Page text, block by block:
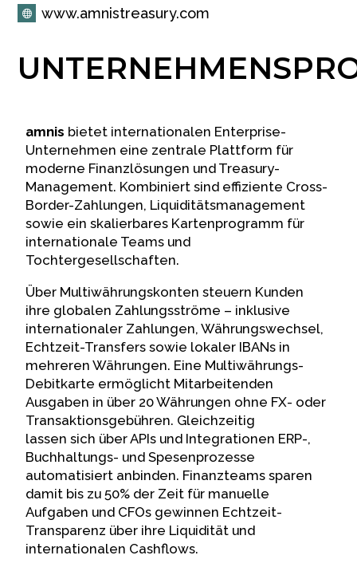
 www.amnistreasury.com
amnis bietet internationalen Enterprise-
Unternehmen eine zentrale Plattform für
moderne Finanzlösungen und Treasury-
Management. Kombiniert sind effiziente Cross-
Border-Zahlungen, Liquiditätsmanagement
sowie ein skalierbares Kartenprogramm für
internationale Teams und
Tochtergesellschaften.
Über Multiwährungskonten steuern Kunden
ihre globalen Zahlungsströme – inklusive
internationaler Zahlungen, Währungswechsel,
Echtzeit-Transfers sowie lokaler IBANs in
mehreren Währungen. Eine Multiwährungs-
Debitkarte ermöglicht Mitarbeitenden
Ausgaben in über 20 Währungen ohne FX- oder
Transaktionsgebühren. Gleichzeitig
lassen sich über APIs und Integrationen ERP-,
Buchhaltungs- und Spesenprozesse
automatisiert anbinden. Finanzteams sparen
damit bis zu 50% der Zeit für manuelle
Aufgaben und CFOs gewinnen Echtzeit-
Transparenz über ihre Liquidität und
internationalen Cashflows.